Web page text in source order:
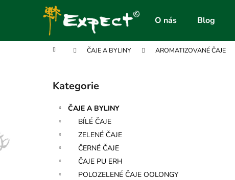
O nás Blog
Domů ČAJE A BYLINY AROMATIZOVANÉ ČAJE
Přeskočit
kategorie
Kategorie
ČAJE A BYLINY
BÍLÉ ČAJE
ZELENÉ ČAJE
ČERNÉ ČAJE
ČAJE PU ERH
POLOZELENÉ ČAJE OOLONGY
í
Zpět
do
Zpět
do